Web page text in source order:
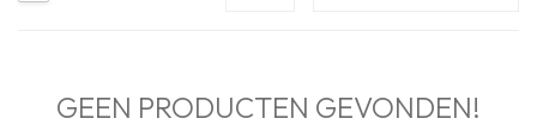
GEEN PRODUCTEN GEVONDEN!